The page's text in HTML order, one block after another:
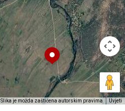
Slika je možda zaštićena autorskim pravima Uvjeti